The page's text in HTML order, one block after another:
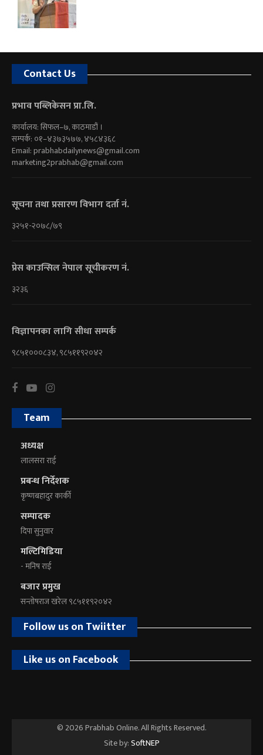
Contact Us
प्रभाव पब्लिकेसन प्रा.लि.
कार्यालय: सिफल–७, काठमाडौं ।
सम्पर्क: ०१–४३७३५७७, ४५८४३६८
Email:prabhabdailynews@gmail.com
marketing2prabhab@gmail.com
सूचना तथा प्रसारण विभाग दर्ता नं.
३२५१-२०७८/७९
प्रेस काउन्सिल नेपाल सूचीकरण नं.
३२३६
विज्ञापनका लागि सीधा सम्पर्क
९८५१०००८३४, ९८५११९२०४२
Team
अध्यक्ष
लालसरा राई
प्रबन्ध निर्देशक
कृष्णबहादुर कार्की
सम्पादक
दिपा सुनुवार
मल्टिमिडिया
- मनिष राई
बजार प्रमुख
सन्तोषराज खरेल ९८५११९२०४२
Follow us on Twiitter
Like us on Facebook
© 2026 Prabhab Online. All Rights Reserved.
Site by:SoftNEP